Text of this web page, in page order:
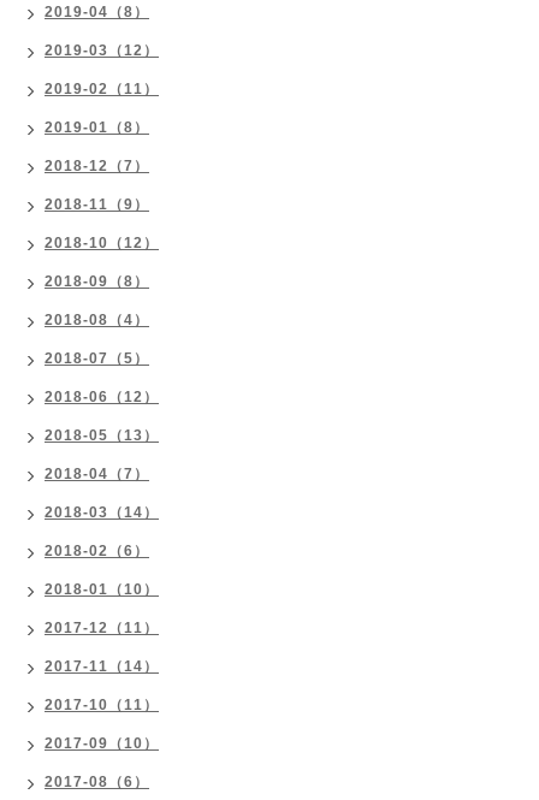
2019-04（8）
2019-03（12）
2019-02（11）
2019-01（8）
2018-12（7）
2018-11（9）
2018-10（12）
2018-09（8）
2018-08（4）
2018-07（5）
2018-06（12）
2018-05（13）
2018-04（7）
2018-03（14）
2018-02（6）
2018-01（10）
2017-12（11）
2017-11（14）
2017-10（11）
2017-09（10）
2017-08（6）